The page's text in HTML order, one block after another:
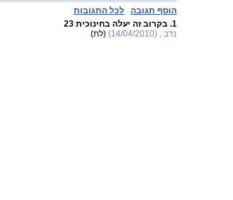
הוסף תגובה
לכל התגובות
1. בקרוב זה יעלה בחינוכית 23
נדב , (14/04/2010)
(לת)